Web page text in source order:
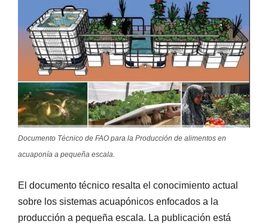
Documento Técnico de FAO para la Producción de alimentos en
acuaponía a pequeña escala.
El documento técnico resalta el conocimiento actual
sobre los sistemas acuapónicos enfocados a la
producción a pequeña escala. La publicación está